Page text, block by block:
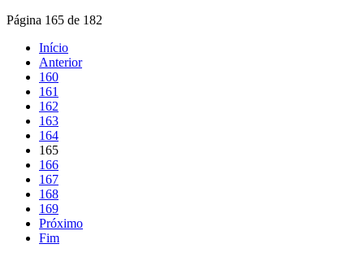
Página 165 de 182
Início
Anterior
160
161
162
163
164
165
166
167
168
169
Próximo
Fim